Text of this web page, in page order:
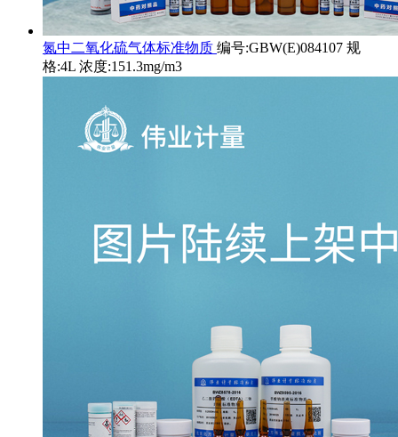
氮中二氧化硫气体标准物质 编号:GBW(E)084107 规
格:4L 浓度:151.3mg/m3